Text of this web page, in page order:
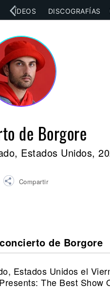
VÍDEOS DISCOGRAFÍAS
de Borgore
Estados Unidos,
Compartir
de Borgore
Estados Unidos el
The Best Show